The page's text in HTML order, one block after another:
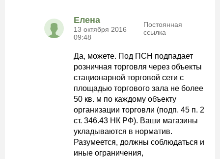
Елена
13 октября 2016
09:48
Постоянная
ссылка
Да, можете. Под ПСН подпадает
розничная торговля через объекты
стационарной торговой сети с
площадью торгового зала не более
50 кв. м по каждому объекту
организации торговли (подп. 45 п. 2
ст. 346.43 НК РФ). Ваши магазины
укладываются в норматив.
Разумеется, должны соблюдаться и
иные ограничения,